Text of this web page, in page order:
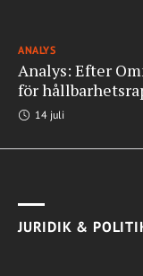
ANALYS
Analys: Efter
för
14 juli
JURIDIK &